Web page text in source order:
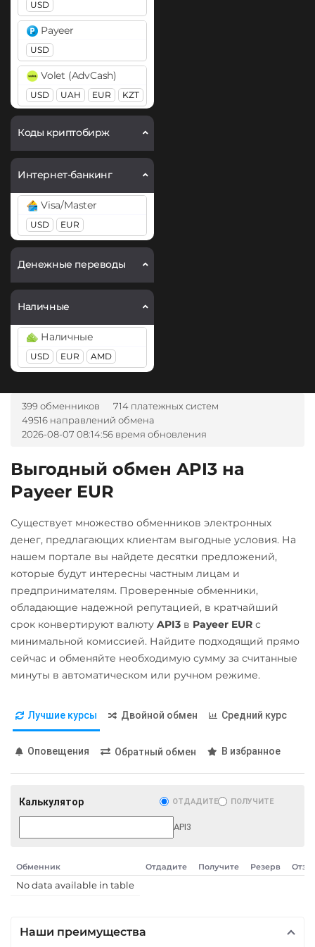
USD
Payeer
USD
Volet (AdvCash)
USD UAH EUR KZT
WMZ
Коды криптобирж
Интернет-банкинг
Visa/Master
USD EUR
Денежные переводы
Наличные
Наличные
USD EUR AMD
399 обменников
714 платежных систем
49516 направлений обмена
2026-08-07 08:14:56 время обновления
Выгодный обмен API3 на
Payeer EUR
Существует множество обменников электронных
денег, предлагающих клиентам выгодные условия. На
нашем портале вы найдете десятки предложений,
которые будут интересны частным лицам и
предпринимателям. Проверенные обменники,
обладающие надежной репутацией, в кратчайший
срок конвертируют валюту API3 в Payeer EUR с
минимальной комиссией. Найдите подходящий прямо
сейчас и обменяйте необходимую сумму за считанные
минуты в автоматическом или ручном режиме.
Лучшие курсы Двойной обмен Средний курс
Оповещения Обратный обмен В избранное
Калькулятор ОТДАДИТЕ ПОЛУЧИТЕ
API3
Обменник Отдадите Получите Резерв
No data available in table
Наши преимущества